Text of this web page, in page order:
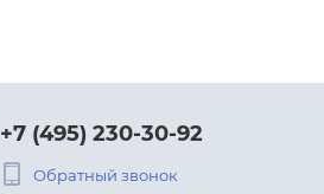
+7 (495) 230-30-92
Обратный звонок